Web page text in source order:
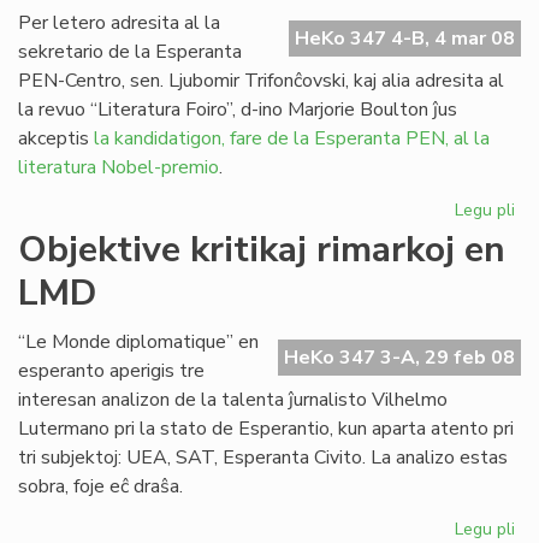
HeKo 347 4-B, 4 mar 08
Per letero adresita al la
sekretario de la Esperanta
PEN-Centro, sen. Ljubomir Trifonĉovski, kaj alia adresita al
la revuo “Literatura Foiro”, d-ino Marjorie Boulton ĵus
akceptis la kandidatigon, fare de la Esperanta PEN, al la
literatura Nobel-premio.
Legu pli
Objektive kritikaj rimarkoj en
LMD
HeKo 347 3-A, 29 feb 08
“Le Monde diplomatique” en
esperanto aperigis tre
interesan analizon de la talenta ĵurnalisto Vilhelmo
Lutermano pri la stato de Esperantio, kun aparta atento pri
tri subjektoj: UEA, SAT, Esperanta Civito. La analizo estas
sobra, foje eĉ draŝa.
Legu pli